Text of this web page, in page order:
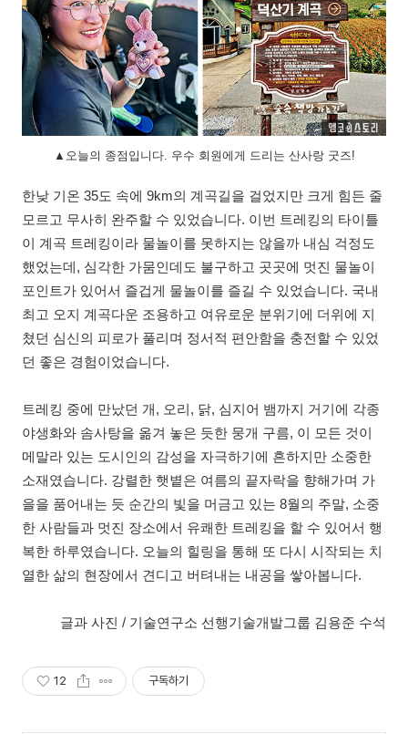
▲오늘의 종점입니다. 우수 회원에게 드리는 산사랑 굿즈!
한낮 기온 35도 속에 9km의 계곡길을 걸었지만 크게 힘든 줄
모르고 무사히 완주할 수 있었습니다. 이번 트레킹의 타이틀
이 계곡 트레킹이라 물놀이를 못하지는 않을까 내심 걱정도
했었는데, 심각한 가뭄인데도 불구하고 곳곳에 멋진 물놀이
포인트가 있어서 즐겁게 물놀이를 즐길 수 있었습니다. 국내
최고 오지 계곡다운 조용하고 여유로운 분위기에 더위에 지
쳤던 심신의 피로가 풀리며 정서적 편안함을 충전할 수 있었
던 좋은 경험이었습니다.
트레킹 중에 만났던 개, 오리, 닭, 심지어 뱀까지 거기에 각종
야생화와 솜사탕을 옮겨 놓은 듯한 뭉개 구름, 이 모든 것이
메말라 있는 도시인의 감성을 자극하기에 흔하지만 소중한
소재였습니다. 강렬한 햇볕은 여름의 끝자락을 향해가며 가
을을 품어내는 듯 순간의 빛을 머금고 있는 8월의 주말, 소중
한 사람들과 멋진 장소에서 유쾌한 트레킹을 할 수 있어서 행
복한 하루였습니다. 오늘의 힐링을 통해 또 다시 시작되는 치
열한 삶의 현장에서 견디고 버텨내는 내공을 쌓아봅니다.
글과 사진 / 기술연구소 선행기술개발그룹 김용준 수석
12 구독하기